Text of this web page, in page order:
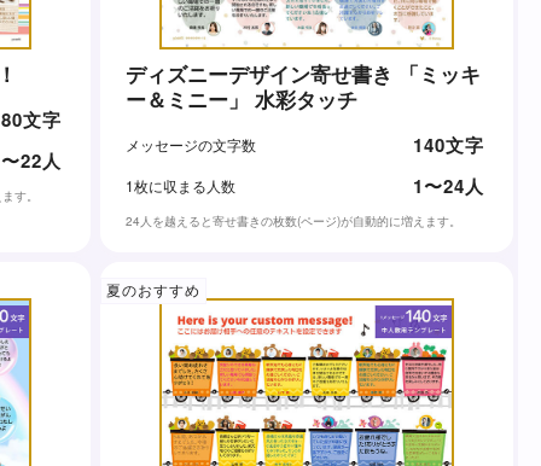
80文字
22人
す。
ディズニーデザイン寄せ書き 「ミッキ
ー＆ミニー」 水彩タッチ
メッセージの文字数 140文字
1枚に収まる人数 1〜24人
24人を越えると寄せ書きの枚数(ページ)が自動的に増えます。
夏のおすすめ